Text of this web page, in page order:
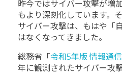
昨今ではサイバー攻撃が増
もより深刻化しています。
サイバー攻撃は、もはや「
はなくなってきました。
総務省「 令和5年版 情報通
年に観測されたサイバー攻